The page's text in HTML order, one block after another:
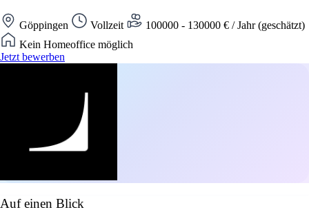
Göppingen Vollzeit
100000 - 130000 € / Jahr (geschätzt)
Kein Homeoffice möglich
Jetzt bewerben
Auf einen Blick